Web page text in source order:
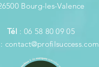
Bourg-les-Valence
Tél : 06 58 80 09 05
: contact@profilsuccess.com